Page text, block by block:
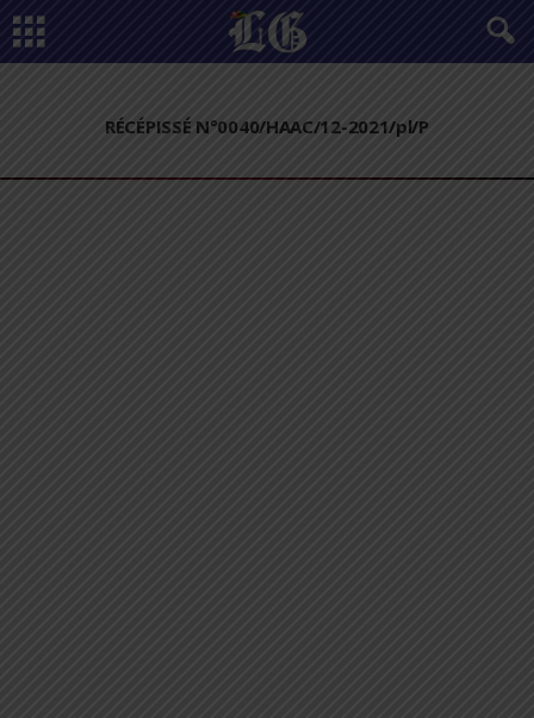
RÉCÉPISSÉ N°0040/HAAC/12-2021/pl/P